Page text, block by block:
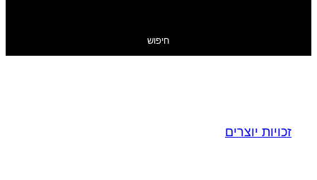
חיפוש
זכויות יוצרים